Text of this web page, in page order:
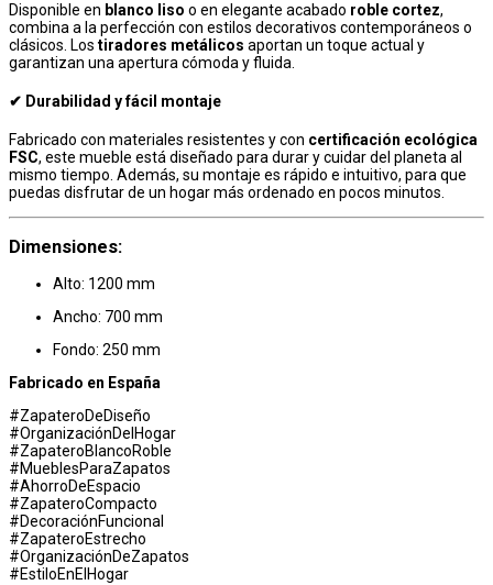
Disponible en blanco liso o en elegante acabado roble cortez,
combina a la perfección con estilos decorativos contemporáneos o
clásicos. Los tiradores metálicos aportan un toque actual y
garantizan una apertura cómoda y fluida.
✔ Durabilidad y fácil montaje
Fabricado con materiales resistentes y con certificación ecológica
FSC, este mueble está diseñado para durar y cuidar del planeta al
mismo tiempo. Además, su montaje es rápido e intuitivo, para que
puedas disfrutar de un hogar más ordenado en pocos minutos.
Dimensiones:
Alto: 1200 mm
Ancho: 700 mm
Fondo: 250 mm
Fabricado en España
#ZapateroDeDiseño
#OrganizaciónDelHogar
#ZapateroBlancoRoble
#MueblesParaZapatos
#AhorroDeEspacio
#ZapateroCompacto
#DecoraciónFuncional
#ZapateroEstrecho
#OrganizaciónDeZapatos
#EstiloEnElHogar